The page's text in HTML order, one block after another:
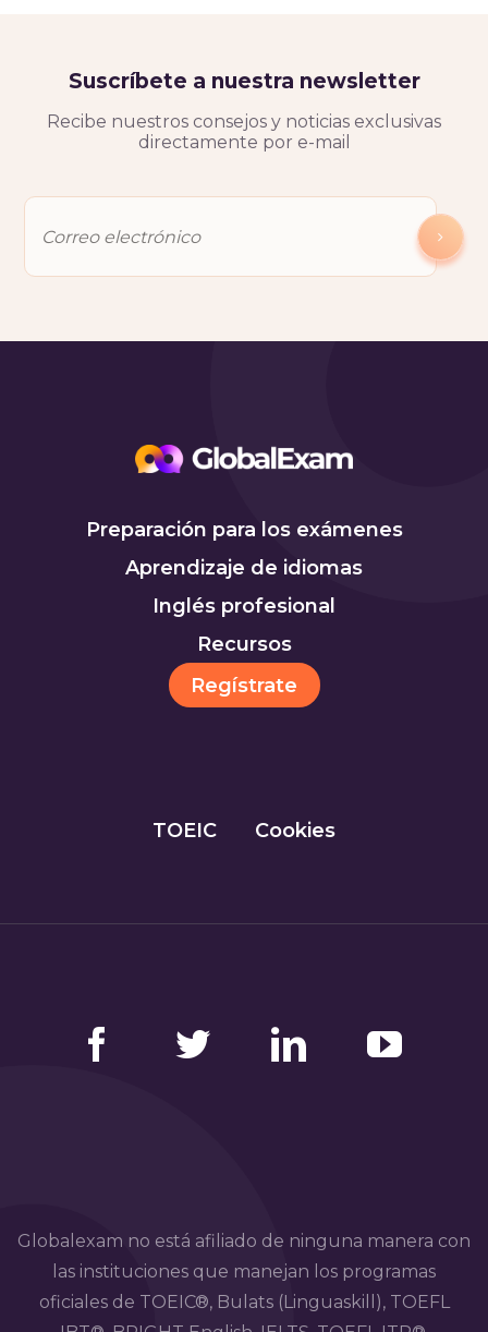
Suscríbete a nuestra newsletter
Recibe nuestros consejos y noticias exclusivas
directamente por e-mail
Preparación para los exámenes
Aprendizaje de idiomas
Inglés profesional
Recursos
Regístrate
TOEIC Cookies
Globalexam no está afiliado de ninguna manera con
las instituciones que manejan los programas
oficiales de TOEIC®, Bulats (Linguaskill), TOEFL